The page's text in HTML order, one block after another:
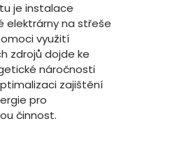
je instalace
elektrárny na střeše
využití
zdrojů dojde ke
náročnosti
zajištění
pro
činnost.